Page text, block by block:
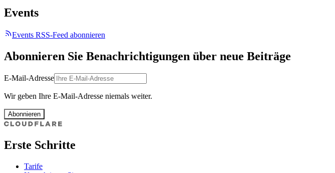
Events
Events RSS-Feed abonnieren
Abonnieren Sie Benachrichtigungen über neue Beiträge
E-Mail-Adresse
Wir geben Ihre E-Mail-Adresse niemals weiter.
Abonnieren
Erste Schritte
Tarife